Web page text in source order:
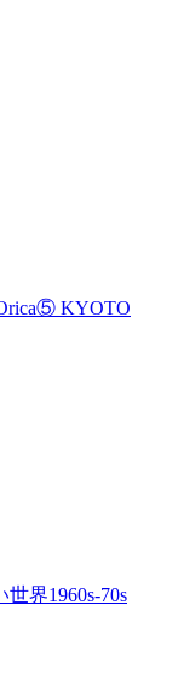
KYOTO
界1960s-70s